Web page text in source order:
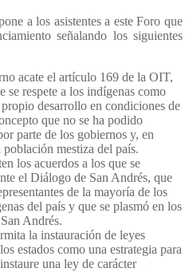
a los asistentes a este Foro que
señalando los siguientes
acate el artículo 169 de la OIT,
se respete a los indígenas como
propio desarrollo en condiciones de
que no se ha podido
parte de los gobiernos y, en
población mestiza del país.
los acuerdos a los que se
el Diálogo de San Andrés, que
de la mayoría de los
del país y que se plasmó en los
Andrés.
la instauración de leyes
estados como una estrategia para
una ley de carácter